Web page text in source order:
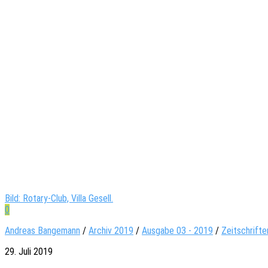
Bild: Rotary-Club, Villa Gesell.
0
Andreas Bangemann / Archiv 2019 / Ausgabe 03 - 2019 /
29. Juli 2019